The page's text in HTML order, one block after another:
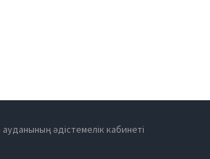
әдістемелік кабинеті